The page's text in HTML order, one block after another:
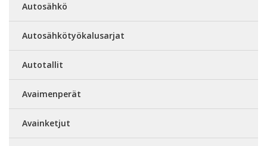
Autosähkö
Autosähkötyökalusarjat
Autotallit
Avaimenperät
Avainketjut